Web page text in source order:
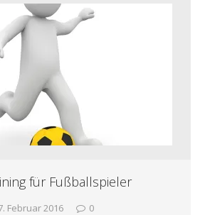
für Fußballspieler
Februar 2016 0